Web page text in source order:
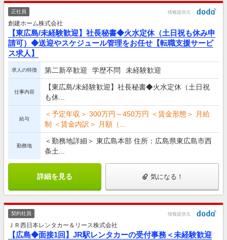
正社員 情報提供元
創建ホーム株式会社
【東広島/未経験歓迎】社長秘書◆火水定休（土日祝も休み申
請可）◆送迎やスケジュール管理をお任せ【転職支援サービ
ス求人】
求人の特徴 第二新卒歓迎 学歴不問 未経験歓迎
仕事内容
【東広島/未経験歓迎】社長秘書◆火水定休（土日祝
も休...
給与
＜予定年収＞ 300万円～450万円 ＜賃金形態＞ 月給
制 ＜賃金内訳＞ 月額（...
勤務地
＜勤務地詳細＞ 東広島本部 住所：広島県東広島市西
条土...
詳細を見る 気になる！
契約社員 情報提供元
ＪＲ西日本レンタカー＆リース株式会社
【広島◆面接1回】JR駅レンタカーの受付事務＜未経験歓迎